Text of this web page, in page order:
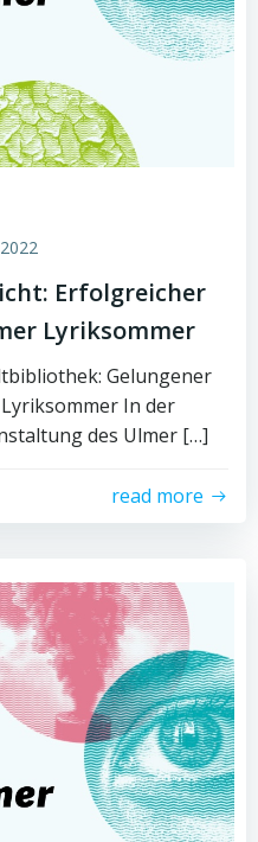
Erfolgreicher
Lyriksommer
Gelungener
In der
des Ulmer […]
read more